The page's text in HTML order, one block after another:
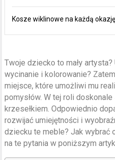
Kosze wiklinowe na każdą
Twoje dziecko to mały
wycinanie i kolorowanie?
miejsce, które umożliwi mu
pomysłów. W tej roli
krzesełkiem. Odpowiednio
rozwijać umiejętności i
dziecku te meble? Jak wybrać
na te pytania w poniższym